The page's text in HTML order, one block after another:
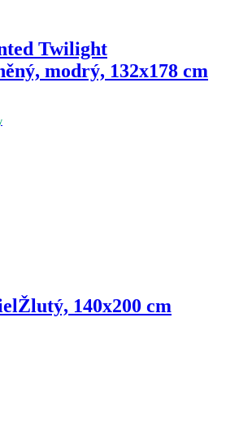
Twilight
modrý, 132x178 cm
Žlutý, 140x200 cm